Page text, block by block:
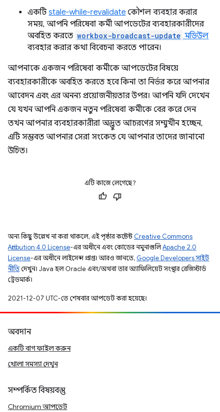
একটিstale-while-revalidate কৌশল ব্যবহার করার
সময়, আপনি পরিষেবা কর্মী আপডেটের ব্যবহারকারীদের
অবহিত করতে workbox-broadcast-update মডিউল
ব্যবহার করার কথা বিবেচনা করতে পারেন।
আপনাকে একজন পরিষেবা কর্মীকে আপডেটের বিষয়ে
ব্যবহারকারীকে অবহিত করতে হবে কিনা তা নির্ভর করে আপনার
আবেদন এবং এর অনন্য প্রয়োজনীয়তার উপর। আপনি যদি দেখেন
যে যখন আপনি একজন নতুন পরিষেবা কর্মীকে বের করে দেন
তখন আপনার ব্যবহারকারীরা অদ্ভুত আচরণের সম্মুখীন হচ্ছেন,
এটি সম্ভবত আপনার সেরা সংকেত যে আপনার তাদের জানানো
উচিত।
এটি কাজে লেগেছে?
অন্য কিছু উল্লেখ না করা থাকলে, এই পৃষ্ঠার কন্টেন্ট Creative Commons
Attribution 4.0 License-এর অধীনে এবং কোডের নমুনাগুলিApache 2.0
License-এর অধীনে লাইসেন্স প্রাপ্ত। আরও জানতে, Google Developers সাইট
নীতিদেখুন। Java হল Oracle এবং/অথবা তার অ্যাফিলিয়েট সংস্থার রেজিস্টার্ড
ট্রেডমার্ক।
2021-12-07 UTC-তে শেষবার আপডেট করা হয়েছে।
অবদান
একটি বাগ ফাইল করুন
খোলা সমস্যা দেখুন
সম্পর্কিত বিষয়বস্তু
Chromium আপডেট